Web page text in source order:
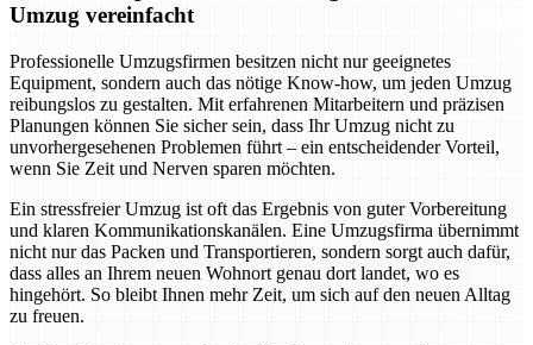
Umzug vereinfacht
Professionelle Umzugsfirmen besitzen nicht nur geeignetes
Equipment, sondern auch das nötige Know-how, um jeden Umzug
reibungslos zu gestalten. Mit erfahrenen Mitarbeitern und präzisen
Planungen können Sie sicher sein, dass Ihr Umzug nicht zu
unvorhergesehenen Problemen führt – ein entscheidender Vorteil,
wenn Sie Zeit und Nerven sparen möchten.
Ein stressfreier Umzug ist oft das Ergebnis von guter Vorbereitung
und klaren Kommunikationskanälen. Eine Umzugsfirma übernimmt
nicht nur das Packen und Transportieren, sondern sorgt auch dafür,
dass alles an Ihrem neuen Wohnort genau dort landet, wo es
hingehört. So bleibt Ihnen mehr Zeit, um sich auf den neuen Alltag
zu freuen.